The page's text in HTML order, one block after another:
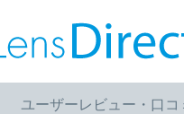
ユーザーレビュー・口コ